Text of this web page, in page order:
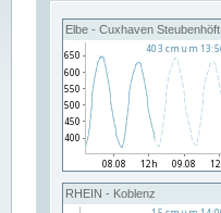
Elbe - Cuxhaven Steubenhöft
RHEIN - Koblenz